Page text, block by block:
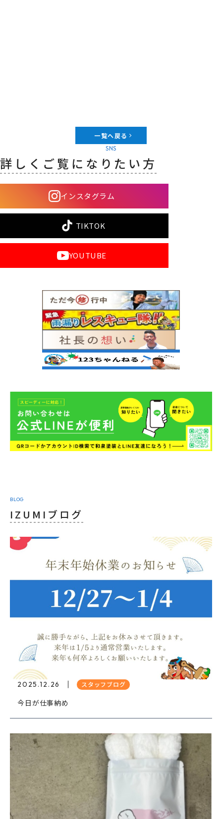
一覧へ戻る
SNS
詳しくご覧になりたい方
インスタグラム
TIKTOK
YOUTUBE
BLOG
IZUMIブログ
2025.12.26 スタッフブログ
今日が仕事納め